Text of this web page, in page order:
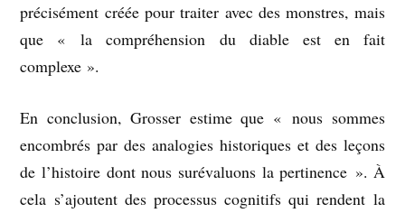
précisément créée pour traiter avec des monstres, mais
que « la compréhension du diable est en fait
complexe ».
En conclusion, Grosser estime que « nous sommes
encombrés par des analogies historiques et des leçons
de l’histoire dont nous surévaluons la pertinence ». À
cela s’ajoutent des processus cognitifs qui rendent la